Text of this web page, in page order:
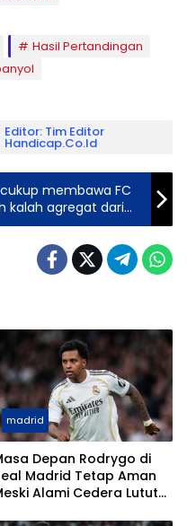
Hasil Pertandingan
Editor: Tim Editor
Handicap.co.id
membawa FC
kalah agregat dari
madrid
Depan Rodrygo di
Madrid Tetap Aman
Alami Cedera Lutut